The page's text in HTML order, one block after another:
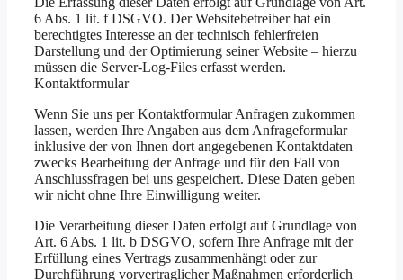
6 Abs. 1 lit. f DSGVO. Der Websitebetreiber hat ein
berechtigtes Interesse an der technisch fehlerfreien
Darstellung und der Optimierung seiner Website – hierzu
müssen die Server-Log-Files erfasst werden.
Kontaktformular
Wenn Sie uns per Kontaktformular Anfragen zukommen
lassen, werden Ihre Angaben aus dem Anfrageformular
inklusive der von Ihnen dort angegebenen Kontaktdaten
zwecks Bearbeitung der Anfrage und für den Fall von
Anschlussfragen bei uns gespeichert. Diese Daten geben
wir nicht ohne Ihre Einwilligung weiter.
Die Verarbeitung dieser Daten erfolgt auf Grundlage von
Art. 6 Abs. 1 lit. b DSGVO, sofern Ihre Anfrage mit der
Erfüllung eines Vertrags zusammenhängt oder zur
Durchführung vorvertraglicher Maßnahmen erforderlich